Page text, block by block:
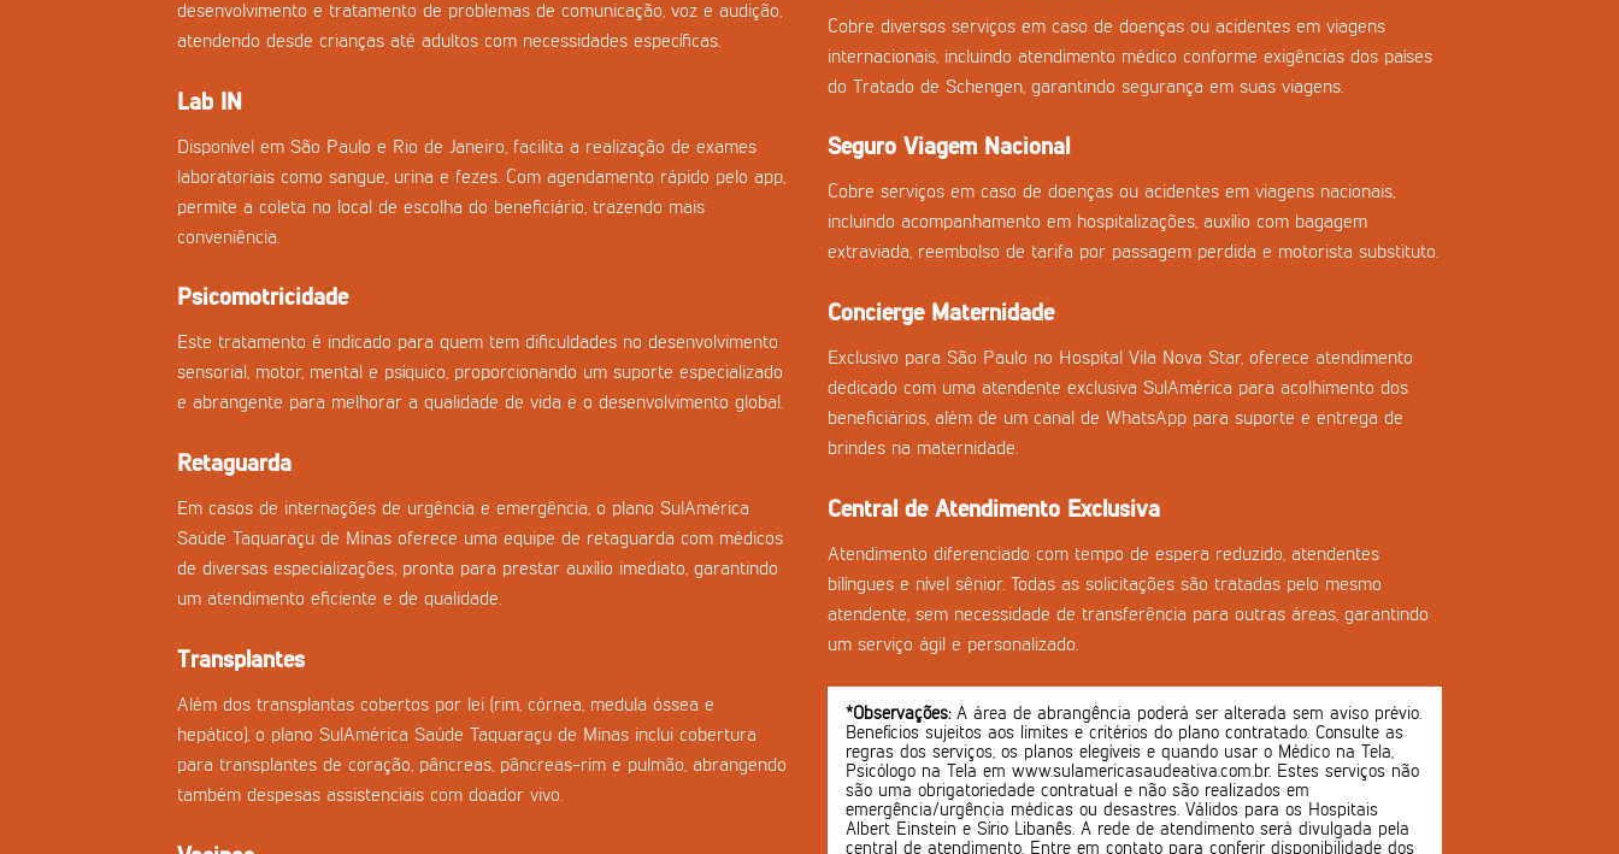
desenvolvimento e tratamento de problemas de comunicação, voz e audição,
atendendo desde crianças até adultos com necessidades específicas.
Lab IN
Disponível em São Paulo e Rio de Janeiro, facilita a realização de exames
laboratoriais como sangue, urina e fezes. Com agendamento rápido pelo app,
permite a coleta no local de escolha do beneficiário, trazendo mais
conveniência.
Psicomotricidade
Este tratamento é indicado para quem tem dificuldades no desenvolvimento
sensorial, motor, mental e psíquico, proporcionando um suporte especializado
e abrangente para melhorar a qualidade de vida e o desenvolvimento global.
Retaguarda
Em casos de internações de urgência e emergência, o plano SulAmérica
Saúde Taquaraçu de Minas oferece uma equipe de retaguarda com médicos
de diversas especializações, pronta para prestar auxílio imediato, garantindo
um atendimento eficiente e de qualidade.
Transplantes
Além dos transplantas cobertos por lei (rim, córnea, medula óssea e
hepático), o plano SulAmérica Saúde Taquaraçu de Minas inclui cobertura
para transplantes de coração, pâncreas, pâncreas-rim e pulmão, abrangendo
também despesas assistenciais com doador vivo.
Cobre diversos serviços em caso de doenças ou acidentes em viagens
internacionais, incluindo atendimento médico conforme exigências dos países
do Tratado de Schengen, garantindo segurança em suas viagens.
Seguro Viagem Nacional
Cobre serviços em caso de doenças ou acidentes em viagens nacionais,
incluindo acompanhamento em hospitalizações, auxílio com bagagem
extraviada, reembolso de tarifa por passagem perdida e motorista substituto.
Concierge Maternidade
Exclusivo para São Paulo no Hospital Vila Nova Star, oferece atendimento
dedicado com uma atendente exclusiva SulAmérica para acolhimento dos
beneficiários, além de um canal de WhatsApp para suporte e entrega de
brindes na maternidade.
Central de Atendimento Exclusiva
Atendimento diferenciado com tempo de espera reduzido, atendentes
bilíngues e nível sênior. Todas as solicitações são tratadas pelo mesmo
atendente, sem necessidade de transferência para outras áreas, garantindo
um serviço ágil e personalizado.
*Observações:A área de abrangência poderá ser alterada sem aviso prévio.
Benefícios sujeitos aos limites e critérios do plano contratado. Consulte as
regras dos serviços, os planos elegíveis e quando usar o Médico na Tela,
Psicólogo na Tela em www.sulamericasaudeativa.com.br. Estes serviços não
são uma obrigatoriedade contratual e não são realizados em
emergência/urgência médicas ou desastres. Válidos para os Hospitais
Albert Einstein e Sírio Libanês. A rede de atendimento será divulgada pela
central de atendimento. Entre em contato para conferir disponibilidade dos